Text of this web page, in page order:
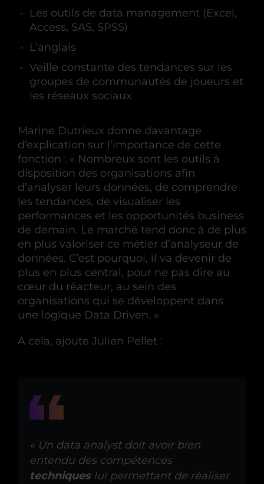
Les outils de data management (Excel,
Access, SAS, SPSS)
L’anglais
Veille constante des tendances sur les
groupes de communautés de joueurs et
les réseaux sociaux
Marine Dutrieux donne davantage
d’explication sur l’importance de cette
fonction : « Nombreux sont les outils à
disposition des organisations afin
d’analyser leurs données, de comprendre
les tendances, de visualiser les
performances et les opportunités business
de demain. Le marché tend donc à de plus
en plus valoriser ce métier d’analyseur de
données. C’est pourquoi, il va devenir de
plus en plus central, pour ne pas dire au
cœur du réacteur, au sein des
organisations qui se développent dans
une logique Data Driven. »
A cela, ajoute Julien Pellet :
« Un data analyst doit avoir bien
entendu des compétences
techniqueslui permettant de réaliser